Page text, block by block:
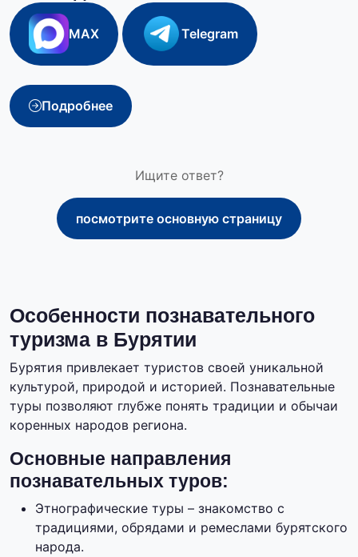
MAX Telegram
Подробнее
Ищите ответ?
посмотрите основную страницу
Особенности познавательного
туризма в Бурятии
Бурятия привлекает туристов своей уникальной
культурой, природой и историей. Познавательные
туры позволяют глубже понять традиции и обычаи
коренных народов региона.
Основные направления
познавательных туров:
Этнографические туры – знакомство с
традициями, обрядами и ремеслами бурятского
народа.